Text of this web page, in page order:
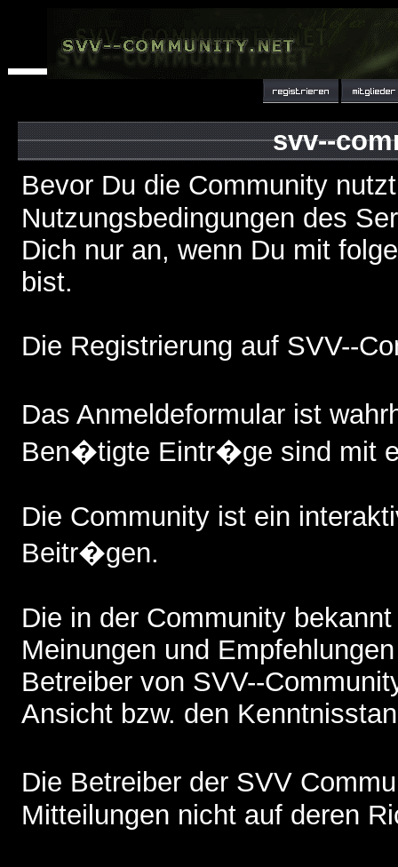
svv--
Bevor Du die Community
Nutzungsbedingungen des
Dich nur an, wenn Du mit
bist.
Die Registrierung auf SVV--
Das Anmeldeformular ist
Ben�tigte Eintr�ge sind mit
Die Community ist ein
Beitr�gen.
Die in der Community
Meinungen und
Betreiber von SVV--
Ansicht bzw. den
Die Betreiber der SVV
Mitteilungen nicht auf deren